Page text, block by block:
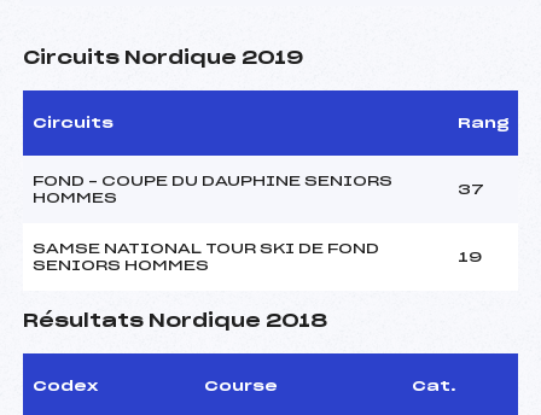
Circuits Nordique 2019
Circuits Rang
FOND – COUPE DU DAUPHINE SENIORS
HOMMES
37
SAMSE NATIONAL TOUR SKI DE FOND
SENIORS HOMMES
19
Résultats Nordique 2018
Codex Course Cat.